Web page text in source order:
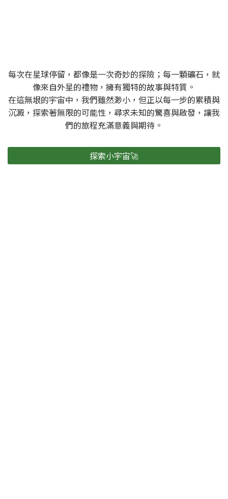
每次在星球停留，都像是一次奇妙的探險；每一顆礦石，就
像來自外星的禮物，擁有獨特的故事與特質。
在這無垠的宇宙中，我們雖然渺小，但正以每一步的累積與
沉澱，探索著無限的可能性，尋求未知的驚喜與啟發，讓我
們的旅程充滿意義與期待。
探索小宇宙🚀